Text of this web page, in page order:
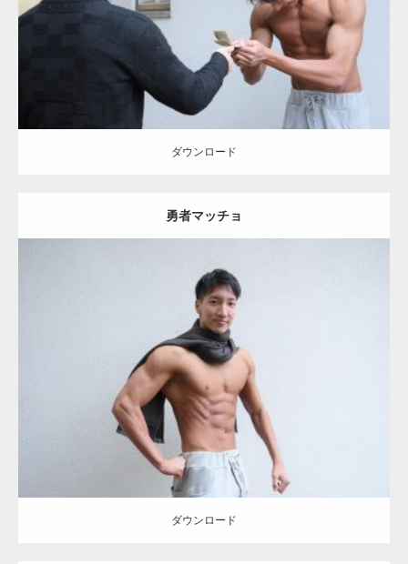
ダウンロード
ダウンロード
勇者マッチョ
Update:2021.07.8
公園のマッチョ その他 AKIHITO(細マッチョ)
筋
ダウンロード
ダウンロード